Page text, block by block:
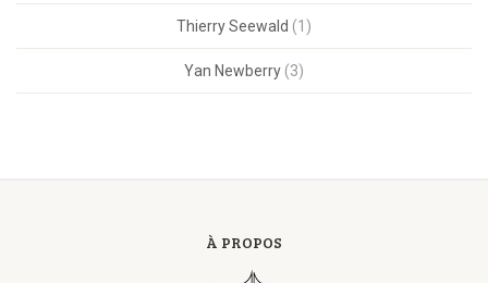
Thierry Seewald (1)
Yan Newberry (3)
À PROPOS